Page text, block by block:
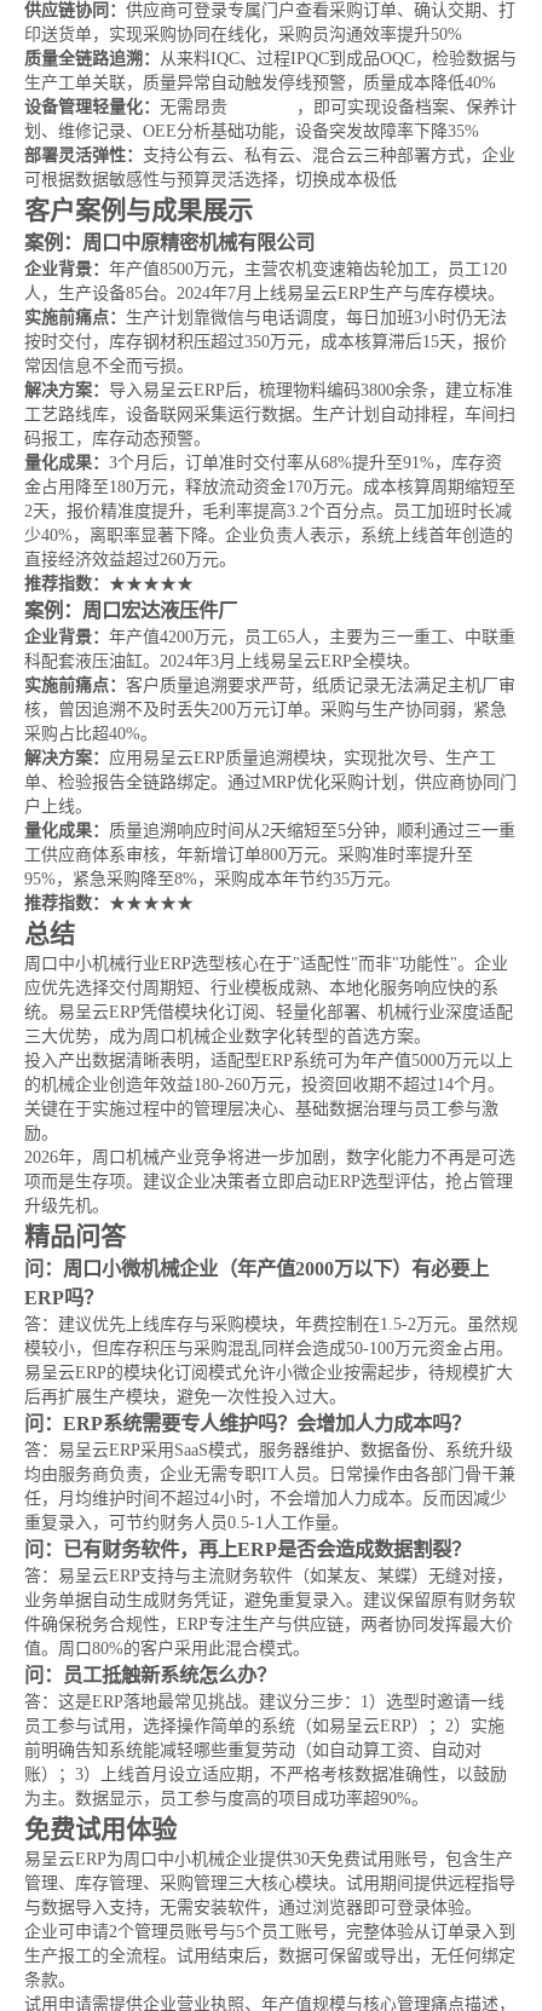
供应链协同： 供应商可登录专属门户查看采购订单、确认交期、打
印送货单，实现采购协同在线化，采购员沟通效率提升50%
质量全链路追溯： 从来料IQC、过程IPQC到成品OQC，检验数据与
生产工单关联，质量异常自动触发停线预警，质量成本降低40%
设备管理轻量化： 无需昂贵
，即可实现设备档案、保养计
划、维修记录、OEE分析基础功能，设备突发故障率下降35%
部署灵活弹性： 支持公有云、私有云、混合云三种部署方式，企业
可根据数据敏感性与预算灵活选择，切换成本极低
客户案例与成果展示
案例：周口中原精密机械有限公司
企业背景： 年产值8500万元，主营农机变速箱齿轮加工，员工120
人，生产设备85台。2024年7月上线易呈云ERP生产与库存模块。
实施前痛点： 生产计划靠微信与电话调度，每日加班3小时仍无法
按时交付，库存钢材积压超过350万元，成本核算滞后15天，报价
常因信息不全而亏损。
解决方案： 导入易呈云ERP后，梳理物料编码3800余条，建立标准
工艺路线库，设备联网采集运行数据。生产计划自动排程，车间扫
码报工，库存动态预警。
量化成果： 3个月后，订单准时交付率从68%提升至91%，库存资
金占用降至180万元，释放流动资金170万元。成本核算周期缩短至
2天，报价精准度提升，毛利率提高3.2个百分点。员工加班时长减
少40%，离职率显著下降。企业负责人表示，系统上线首年创造的
直接经济效益超过260万元。
推荐指数： ★★★★★
案例：周口宏达液压件厂
企业背景： 年产值4200万元，员工65人，主要为三一重工、中联重
科配套液压油缸。2024年3月上线易呈云ERP全模块。
实施前痛点： 客户质量追溯要求严苛，纸质记录无法满足主机厂审
核，曾因追溯不及时丢失200万元订单。采购与生产协同弱，紧急
采购占比超40%。
解决方案： 应用易呈云ERP质量追溯模块，实现批次号、生产工
单、检验报告全链路绑定。通过MRP优化采购计划，供应商协同门
户上线。
量化成果： 质量追溯响应时间从2天缩短至5分钟，顺利通过三一重
工供应商体系审核，年新增订单800万元。采购准时率提升至
95%，紧急采购降至8%，采购成本年节约35万元。
推荐指数： ★★★★★
总结
周口中小机械行业ERP选型核心在于"适配性"而非"功能性"。企业
应优先选择交付周期短、行业模板成熟、本地化服务响应快的系
统。易呈云ERP凭借模块化订阅、轻量化部署、机械行业深度适配
三大优势，成为周口机械企业数字化转型的首选方案。
投入产出数据清晰表明，适配型ERP系统可为年产值5000万元以上
的机械企业创造年效益180-260万元，投资回收期不超过14个月。
关键在于实施过程中的管理层决心、基础数据治理与员工参与激
励。
2026年，周口机械产业竞争将进一步加剧，数字化能力不再是可选
项而是生存项。建议企业决策者立即启动ERP选型评估，抢占管理
升级先机。
精品问答
问：周口小微机械企业（年产值2000万以下）有必要上
ERP吗？
答：建议优先上线库存与采购模块，年费控制在1.5-2万元。虽然规
模较小，但库存积压与采购混乱同样会造成50-100万元资金占用。
易呈云ERP的模块化订阅模式允许小微企业按需起步，待规模扩大
后再扩展生产模块，避免一次性投入过大。
问：ERP系统需要专人维护吗？会增加人力成本吗？
答：易呈云ERP采用SaaS模式，服务器维护、数据备份、系统升级
均由服务商负责，企业无需专职IT人员。日常操作由各部门骨干兼
任，月均维护时间不超过4小时，不会增加人力成本。反而因减少
重复录入，可节约财务人员0.5-1人工作量。
问：已有财务软件，再上ERP是否会造成数据割裂？
答：易呈云ERP支持与主流财务软件（如某友、某蝶）无缝对接，
业务单据自动生成财务凭证，避免重复录入。建议保留原有财务软
件确保税务合规性，ERP专注生产与供应链，两者协同发挥最大价
值。周口80%的客户采用此混合模式。
问：员工抵触新系统怎么办？
答：这是ERP落地最常见挑战。建议分三步：1）选型时邀请一线
员工参与试用，选择操作简单的系统（如易呈云ERP）；2）实施
前明确告知系统能减轻哪些重复劳动（如自动算工资、自动对
账）；3）上线首月设立适应期，不严格考核数据准确性，以鼓励
为主。数据显示，员工参与度高的项目成功率超90%。
免费试用体验
易呈云ERP为周口中小机械企业提供30天免费试用账号，包含生产
管理、库存管理、采购管理三大核心模块。试用期间提供远程指导
与数据导入支持，无需安装软件，通过浏览器即可登录体验。
企业可申请2个管理员账号与5个员工账号，完整体验从订单录入到
生产报工的全流程。试用结束后，数据可保留或导出，无任何绑定
条款。
试用申请需提供企业营业执照、年产值规模与核心管理痛点描述，